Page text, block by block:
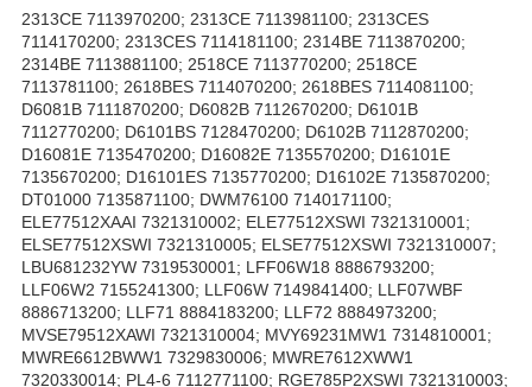
2313CE 7113970200; 2313CE 7113981100; 2313CES
7114170200; 2313CES 7114181100; 2314BE 7113870200;
2314BE 7113881100; 2518CE 7113770200; 2518CE
7113781100; 2618BES 7114070200; 2618BES 7114081100;
D6081B 7111870200; D6082B 7112670200; D6101B
7112770200; D6101BS 7128470200; D6102B 7112870200;
D16081E 7135470200; D16082E 7135570200; D16101E
7135670200; D16101ES 7135770200; D16102E 7135870200;
DT01000 7135871100; DWM76100 7140171100;
ELE77512XAAI 7321310002; ELE77512XSWI 7321310001;
ELSE77512XSWI 7321310005; ELSE77512XSWI 7321310007;
LBU681232YW 7319530001; LFF06W18 8886793200;
LLF06W2 7155241300; LLF06W 7149841400; LLF07WBF
8886713200; LLF71 8884183200; LLF72 8884973200;
MVSE79512XAWI 7321310004; MVY69231MW1 7314810001;
MWRE6612BWW1 7329830006; MWRE7612XWW1
7320330014; PL4-6 7112771100; RGE785P2XSWI 7321310003;